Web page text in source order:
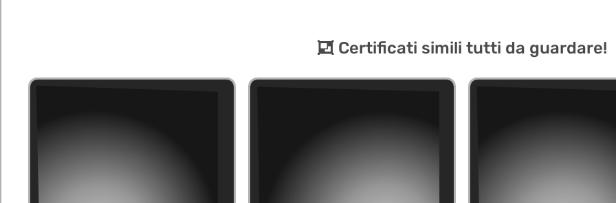
Certificati simili tutti da guardare!